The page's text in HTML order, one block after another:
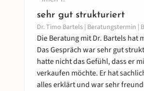
sehr gut strukturiert
Dr. Timo Bartels | Beratungstermin |
Die Beratung mit Dr. Bartels hat
Das Gespräch war sehr gut
hatte nicht das Gefühl, dass er
verkaufen möchte. Er hat
alles erklärt und war sehr